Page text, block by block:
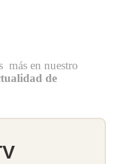
más en nuestro
de